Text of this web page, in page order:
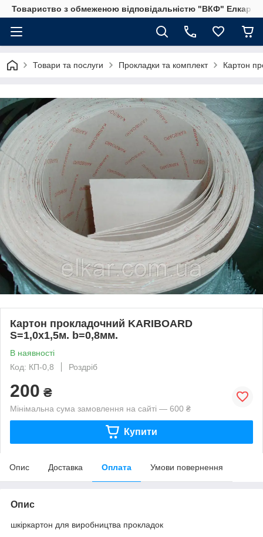
Товариство з обмеженою відповідальністю "ВКФ" Елкар"
Товари та послуги Прокладки та комплект Картон
Картон прокладочний KARIBOARD
S=1,0х1,5м. b=0,8мм.
В наявності
Код: КП-0,8
Роздріб
200 ₴
Мінімальна сума замовлення на сайті — 600 ₴
Купити
Опис Доставка Оплата Умови повернення
Опис
шкіркартон для виробництва прокладок